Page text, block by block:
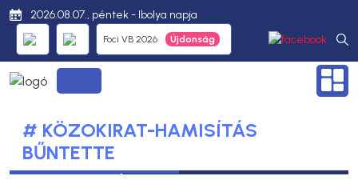
2026.08.07., péntek - Ibolya napja
Foci VB 2026
# KÖZOKIRAT-HAMISÍTÁS
BŰNTETTE